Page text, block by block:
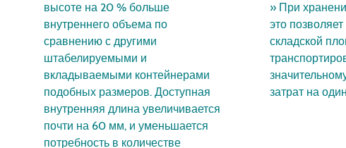
высоте на 20 % больше
внутреннего объема по
сравнению с другими
штабелируемыми и
вкладываемыми контейнерами
подобных размеров. Доступная
внутренняя длина увеличивается
почти на 60 мм, и уменьшается
потребность в количестве
» При
это
складской
затрат на